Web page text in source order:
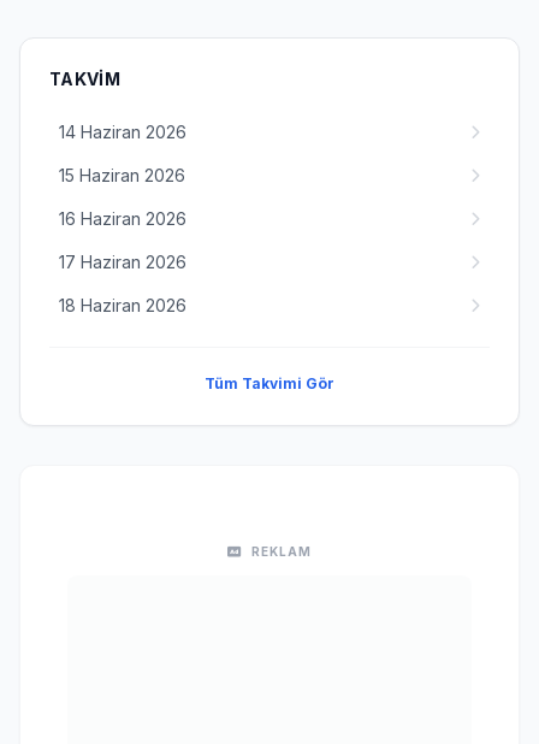
TAKVIM
14 Haziran 2026
15 Haziran 2026
16 Haziran 2026
17 Haziran 2026
18 Haziran 2026
Tüm Takvimi Gör
REKLAM